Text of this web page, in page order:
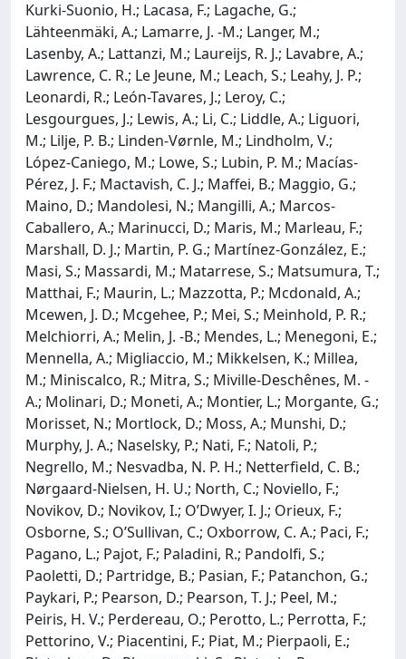
Kurki-Suonio, H.; Lacasa, F.; Lagache, G.;
Lähteenmäki, A.; Lamarre, J. -M.; Langer, M.;
Lasenby, A.; Lattanzi, M.; Laureijs, R. J.; Lavabre, A.;
Lawrence, C. R.; Le Jeune, M.; Leach, S.; Leahy, J. P.;
Leonardi, R.; León-Tavares, J.; Leroy, C.;
Lesgourgues, J.; Lewis, A.; Li, C.; Liddle, A.; Liguori,
M.; Lilje, P. B.; Linden-Vørnle, M.; Lindholm, V.;
López-Caniego, M.; Lowe, S.; Lubin, P. M.; Macías-
Pérez, J. F.; Mactavish, C. J.; Maffei, B.; Maggio, G.;
Maino, D.; Mandolesi, N.; Mangilli, A.; Marcos-
Caballero, A.; Marinucci, D.; Maris, M.; Marleau, F.;
Marshall, D. J.; Martin, P. G.; Martínez-González, E.;
Masi, S.; Massardi, M.; Matarrese, S.; Matsumura, T.;
Matthai, F.; Maurin, L.; Mazzotta, P.; Mcdonald, A.;
Mcewen, J. D.; Mcgehee, P.; Mei, S.; Meinhold, P. R.;
Melchiorri, A.; Melin, J. -B.; Mendes, L.; Menegoni, E.;
Mennella, A.; Migliaccio, M.; Mikkelsen, K.; Millea,
M.; Miniscalco, R.; Mitra, S.; Miville-Deschênes, M. -
A.; Molinari, D.; Moneti, A.; Montier, L.; Morgante, G.;
Morisset, N.; Mortlock, D.; Moss, A.; Munshi, D.;
Murphy, J. A.; Naselsky, P.; Nati, F.; Natoli, P.;
Negrello, M.; Nesvadba, N. P. H.; Netterfield, C. B.;
Nørgaard-Nielsen, H. U.; North, C.; Noviello, F.;
Novikov, D.; Novikov, I.; O’Dwyer, I. J.; Orieux, F.;
Osborne, S.; O’Sullivan, C.; Oxborrow, C. A.; Paci, F.;
Pagano, L.; Pajot, F.; Paladini, R.; Pandolfi, S.;
Paoletti, D.; Partridge, B.; Pasian, F.; Patanchon, G.;
Paykari, P.; Pearson, D.; Pearson, T. J.; Peel, M.;
Peiris, H. V.; Perdereau, O.; Perotto, L.; Perrotta, F.;
Pettorino, V.; Piacentini, F.; Piat, M.; Pierpaoli, E.;